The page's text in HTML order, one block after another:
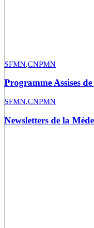
SFMN,CNPMN
Programme Assises
SFMN,CNPMN
Newsletters de la